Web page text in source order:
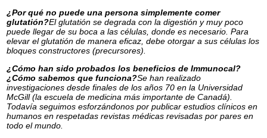
¿Por qué no puede una persona simplemente comer
glutatión?El glutatión se degrada con la digestión y muy poco
puede llegar de su boca a las células, donde es necesario. Para
elevar el glutatión de manera eficaz, debe otorgar a sus células los
bloques constructores (precursores).
¿Cómo han sido probados los beneficios de Immunocal?
¿Cómo sabemos que funciona?Se han realizado
investigaciones desde finales de los años 70 en la Universidad
McGill (la escuela de medicina más importante de Canadá).
Todavía seguimos esforzándonos por publicar estudios clínicos en
humanos en respetadas revistas médicas revisadas por pares en
todo el mundo.